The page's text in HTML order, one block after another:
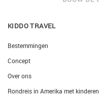
KIDDO TRAVEL
Bestemmingen
Concept
Over ons
Rondreis in Amerika met kinderen